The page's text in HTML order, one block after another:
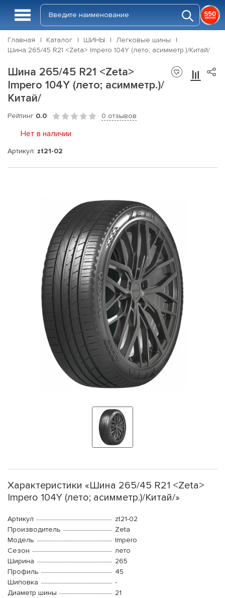
Главная Каталог ШИНЫ
Легковые шины
Шина 265/45 R21 <Zeta> Impero 104Y (лето; асимметр.)/Китай/
Шина 265/45 R21 <Zeta>
Impero 104Y (лето; асимметр.)/
Китай/
Рейтинг 0.0 0 отзывов
Нет в наличии
Артикул: zt21-02
Характеристики «Шина 265/45 R21 <Zeta>
Impero 104Y (лето; асимметр.)/Китай/»
Артикул
zt21-02
Производитель
Zeta
Модель
Impero
Сезон
лето
Ширина
265
Профиль
45
Шиповка
-
Диаметр шины
21